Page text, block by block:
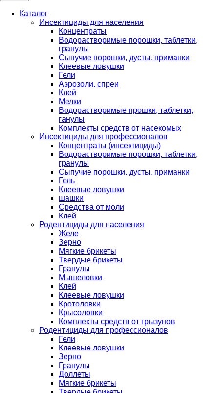
Каталог
Инсектициды для населения
Концентраты
Водорастворимые порошки, таблетки,
гранулы
Сыпучие порошки, дусты, приманки
Клеевые ловушки
Гели
Аэрозоли, спреи
Клей
Мелки
Водорастворимые прошки, таблетки,
ганулы
Комплекты средств от насекомых
Инсектициды для профессионалов
Концентраты (инсектициды)
Водорастворимые порошки, таблетки,
гранулы
Сыпучие порошки, дусты, приманки
Гель
Клеевые ловушки
шашки
Средства от моли
Клей
Родентициды для населения
Желе
Зерно
Мягкие брикеты
Твердые брикеты
Гранулы
Мышеловки
Клей
Клеевые ловушки
Кротоловки
Крысоловки
Комплекты средств от грызунов
Родентициды для профессионалов
Гели
Клеевые ловушки
Зерно
Гранулы
Доллеты
Мягкие брикеты